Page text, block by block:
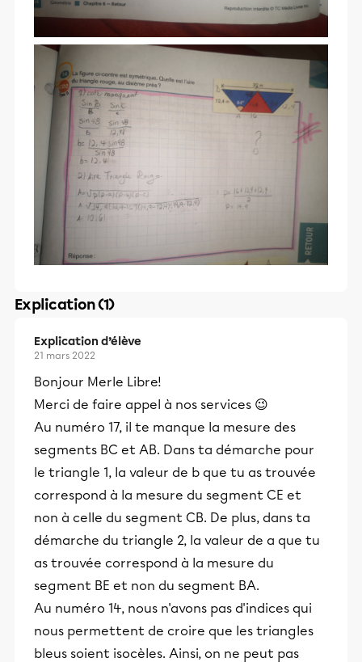
Explication (1)
Explication d’élève
21 mars 2022
Bonjour Merle Libre!
Merci de faire appel à nos services 😉
Au numéro 17, il te manque la mesure des
segments BC et AB. Dans ta démarche pour
le triangle 1, la valeur de b que tu as trouvée
correspond à la mesure du segment CE et
non à celle du segment CB. De plus, dans ta
démarche du triangle 2, la valeur de a que tu
as trouvée correspond à la mesure du
segment BE et non du segment BA.
Au numéro 14, nous n'avons pas d'indices qui
nous permettent de croire que les triangles
bleus soient isocèles. Ainsi, on ne peut pas